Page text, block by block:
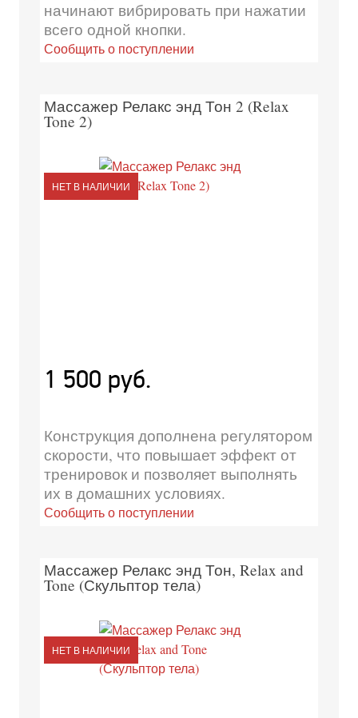
начинают вибрировать при нажатии
всего одной кнопки.
Сообщить о поступлении
Массажер Релакс энд Тон 2 (Relax
Tone 2)
НЕТ В НАЛИЧИИ
1 500 руб.
Конструкция дополнена регулятором
скорости, что повышает эффект от
тренировок и позволяет выполнять
их в домашних условиях.
Сообщить о поступлении
Массажер Релакс энд Тон, Relax and
Tone (Скульптор тела)
НЕТ В НАЛИЧИИ